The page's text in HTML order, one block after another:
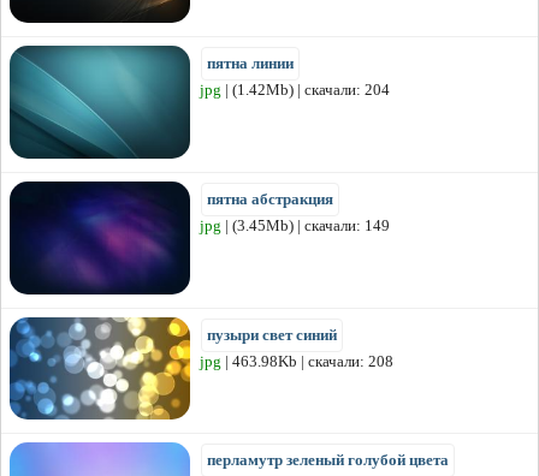
пятна линии
jpg | (1.42Mb) | скачали: 204
пятна абстракция
jpg | (3.45Mb) | скачали: 149
пузыри свет синий
jpg | 463.98Kb | скачали: 208
перламутр зеленый голубой цвета